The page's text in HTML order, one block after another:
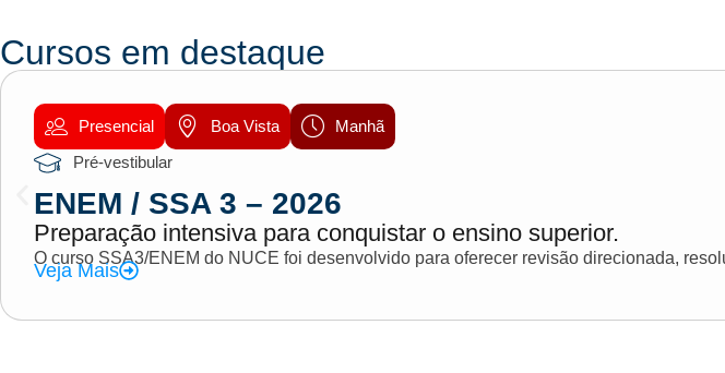
Cursos em destaque
Presencial Boa Vista
Manhã
Pré-vestibular
ENEM / SSA 3 – 2026
Preparação intensiva para conquistar o ensino superior.
O curso SSA3/ENEM do NUCE foi desenvolvido para oferecer revisão direcionada,
Veja Mais